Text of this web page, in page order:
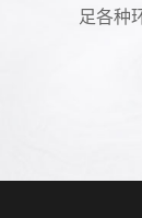
足各种